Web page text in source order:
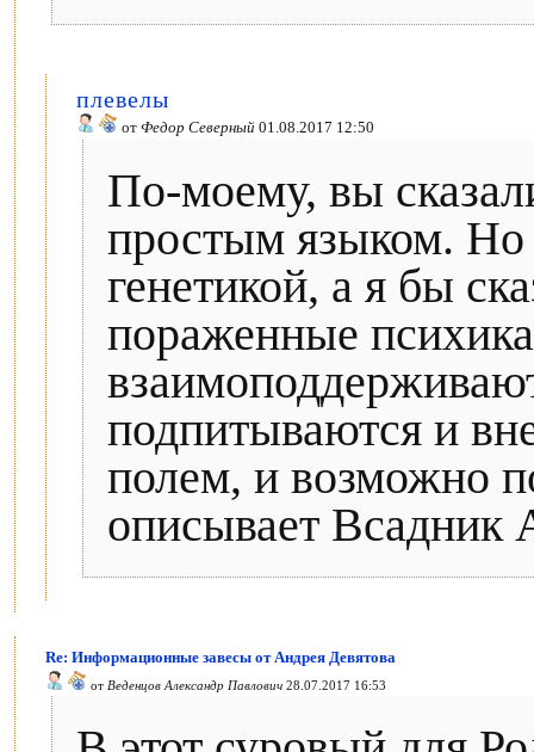
плевелы
от Федор Северный 01.08.2017 12:50
По-моему, вы
простым языком. Но
генетикой, а я бы
пораженные
подпитываются и
полем, и возможно
описывает Всадник
Re: Информационные завесы от Андрея Девятова
от Веденцов Александр Павлович 28.07.2017 16:53